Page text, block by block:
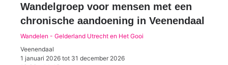
Wandelgroep voor mensen met een
chronische aandoening in Veenendaal
Wandelen - Gelderland Utrecht en Het Gooi
Veenendaal
1 januari 2026 tot 31 december 2026